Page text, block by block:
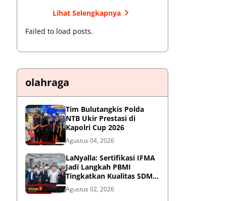
Lihat Selengkapnya
Failed to load posts.
olahraga
Tim Bulutangkis Polda
NTB Ukir Prestasi di
Kapolri Cup 2026
Agustus 04, 2026
LaNyalla: Sertifikasi IFMA
Jadi Langkah PBMI
Tingkatkan Kualitas SDM
Muaythai
Agustus 02, 2026